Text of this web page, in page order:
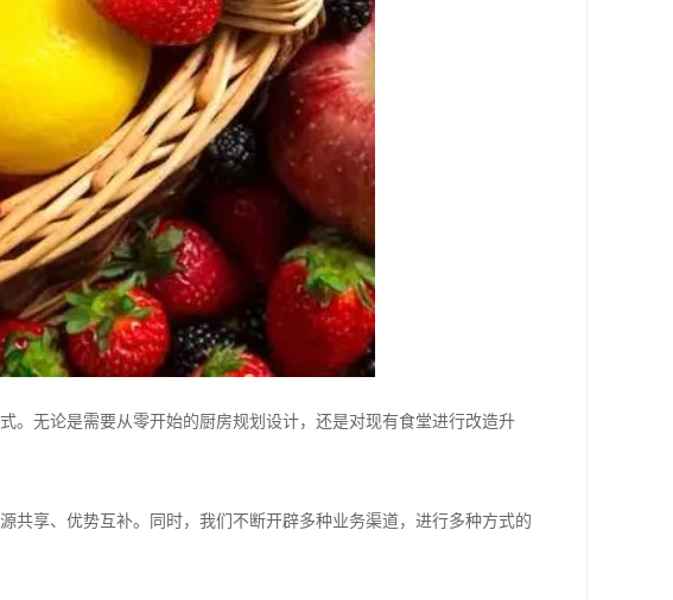
。无论是需要从零开始的厨房规划设计，还是对现有食堂进行改造升
共享、优势互补。同时，我们不断开辟多种业务渠道，进行多种方式的